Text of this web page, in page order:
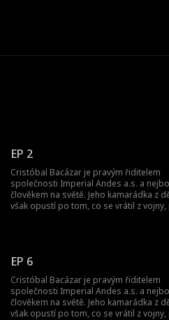
EP 2
Cristóbal Bacázar je pravým řiditelem
společnosti Imperial Andes a.s. a
člověkem na světě. Jeho kamarádka z
však opustí po tom, co se vrátil z
EP 6
Cristóbal Bacázar je pravým řiditelem
společnosti Imperial Andes a.s. a
člověkem na světě. Jeho kamarádka z
však opustí po tom, co se vrátil z